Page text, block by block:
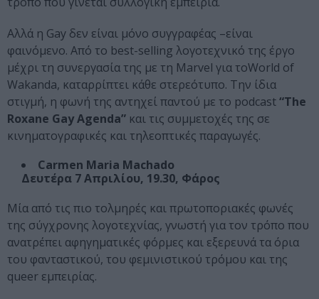
Αλλά η Gay δεν είναι μόνο συγγραφέας –είναι
φαινόμενο. Από το best-selling λογοτεχνικό της έργο
μέχρι τη συνεργασία της με τη Marvel για τοWorld of
Wakanda, καταρρίπτει κάθε στερεότυπο. Την ίδια
στιγμή, η φωνή της αντηχεί παντού με το podcast“The
Roxane Gay Agenda” και τις συμμετοχές της σε
κινηματογραφικές και τηλεοπτικές παραγωγές.
Carmen Maria Machado
Δευτέρα 7 Απριλίου, 19.30, Φάρος
Μία από τις πιο τολμηρές και πρωτοποριακές φωνές
της σύγχρονης λογοτεχνίας, γνωστή για τον τρόπο που
ανατρέπει αφηγηματικές φόρμες και εξερευνά τα όρια
του φανταστικού, του φεμινιστικού τρόμου και της
queer εμπειρίας.